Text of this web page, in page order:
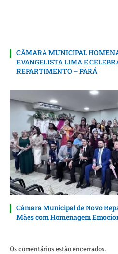
CÂMARA MUNICIPAL
EVANGELISTA LIMA E
REPARTIMENTO – PARÁ
Câmara Municipal de Novo
Mães com Homenagem
Os comentários estão encerrados.